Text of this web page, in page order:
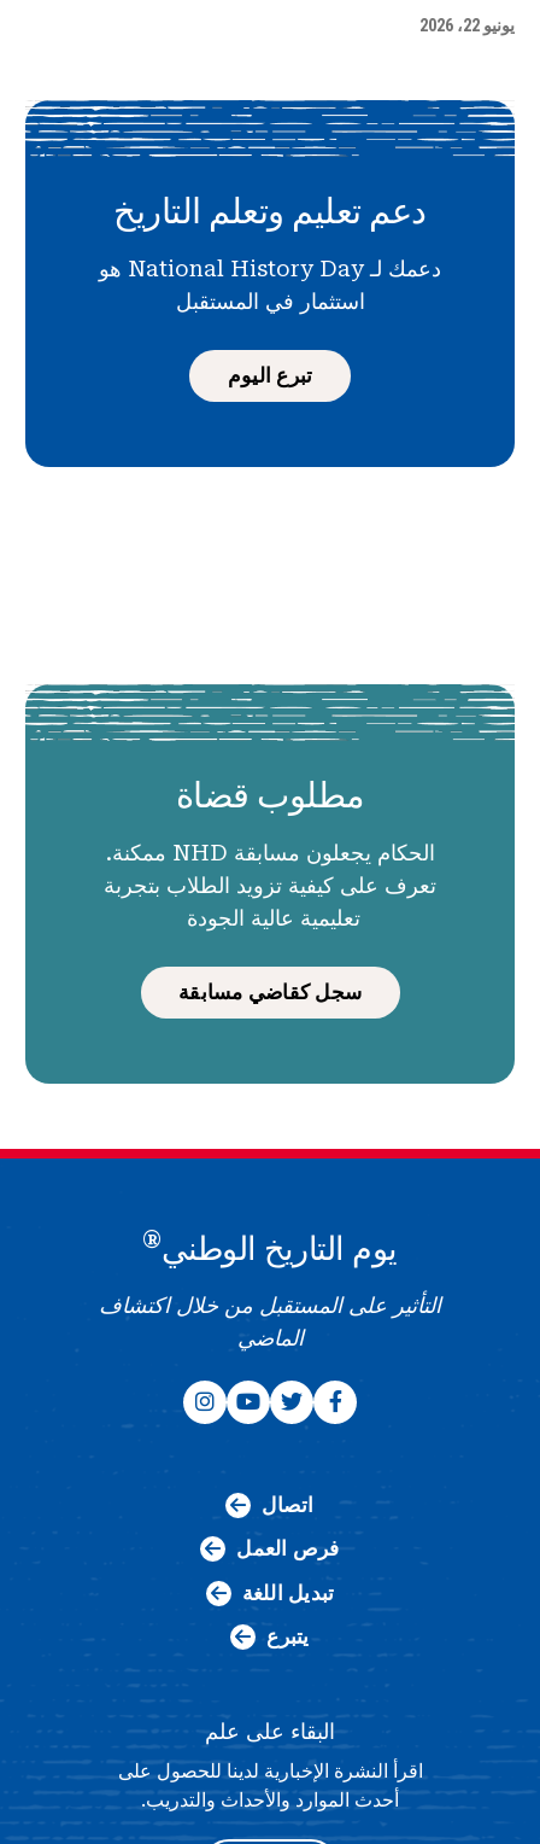
يونيو 22، 2026
دعم تعليم وتعلم التاريخ
دعمك لـ National History Day هو
استثمار في المستقبل
تبرع اليوم
مطلوب قضاة
الحكام يجعلون مسابقة NHD ممكنة.
تعرف على كيفية تزويد الطلاب بتجربة
تعليمية عالية الجودة
سجل كقاضي مسابقة
يوم التاريخ الوطني®
التأثير على المستقبل من خلال اكتشاف
الماضي
اتصال
فرص العمل
تبديل اللغة
يتبرع
البقاء على علم
اقرأ النشرة الإخبارية لدينا للحصول على
أحدث الموارد والأحداث والتدريب.